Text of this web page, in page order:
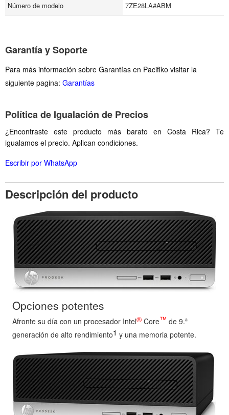
Número de modelo
7ZE28LA#ABM
Garantía y Soporte
Para más información sobre Garantías en Pacifiko visitar la
siguiente pagina: Garantías
Política de Igualación de Precios
¿Encontraste este producto más barato en Costa Rica? Te
igualamos el precio. Aplican condiciones.
Escribir por WhatsApp
Descripción del producto
Opciones potentes
Afronte su día con un procesador Intel® Core™ de 9.ª
generación de alto rendimiento1 y una memoria potente.